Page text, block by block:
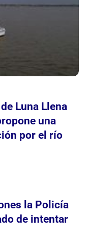
Luna Llena
una
por el río
la Policía
de intentar